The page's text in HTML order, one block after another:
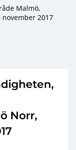
Malmö,
2017
Norr,